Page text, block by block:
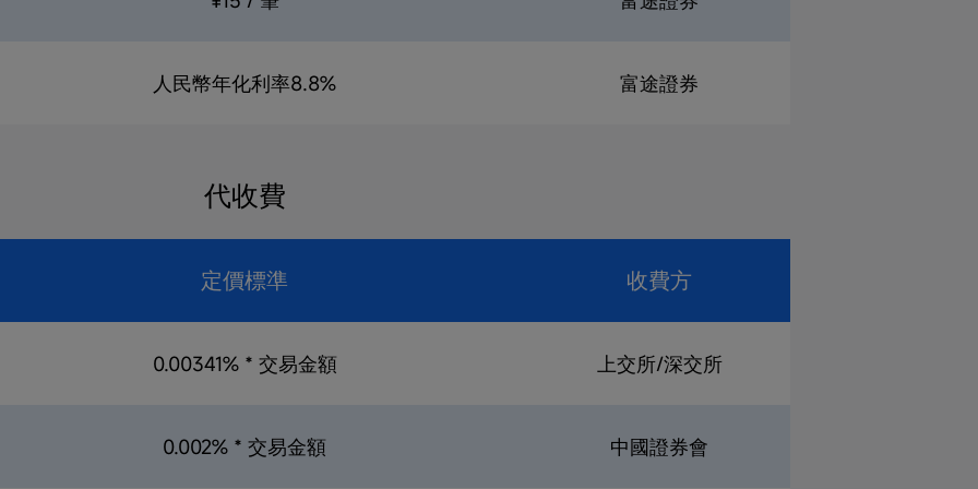
人民幣年化利率8.8% 富途證券
代收費
定價標準 收費方
0.00341% * 交易金額 上交所/深交所
0.002% * 交易金額 中國證券會